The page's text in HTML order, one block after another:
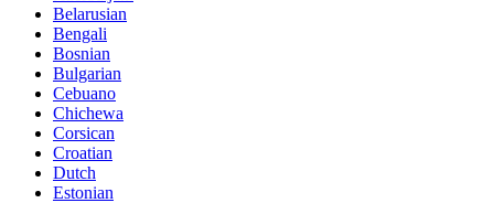
Belarusian
Bengali
Bosnian
Bulgarian
Cebuano
Chichewa
Corsican
Croatian
Dutch
Estonian